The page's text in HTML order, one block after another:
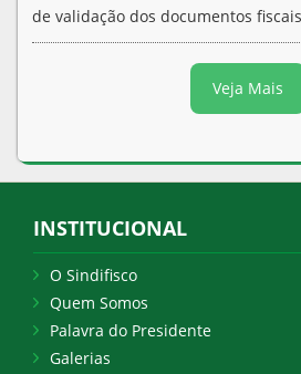
de validação dos documentos
Veja Mais
INSTITUCIONAL
O Sindifisco
Quem Somos
Palavra do Presidente
Galerias